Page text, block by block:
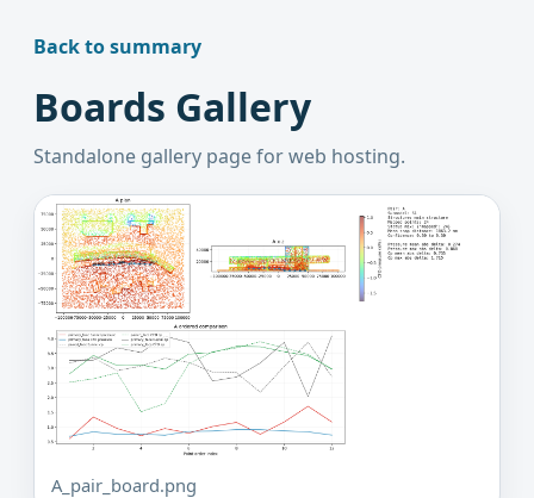
Back to summary
Boards Gallery
Standalone gallery page for web hosting.
A_pair_board.png